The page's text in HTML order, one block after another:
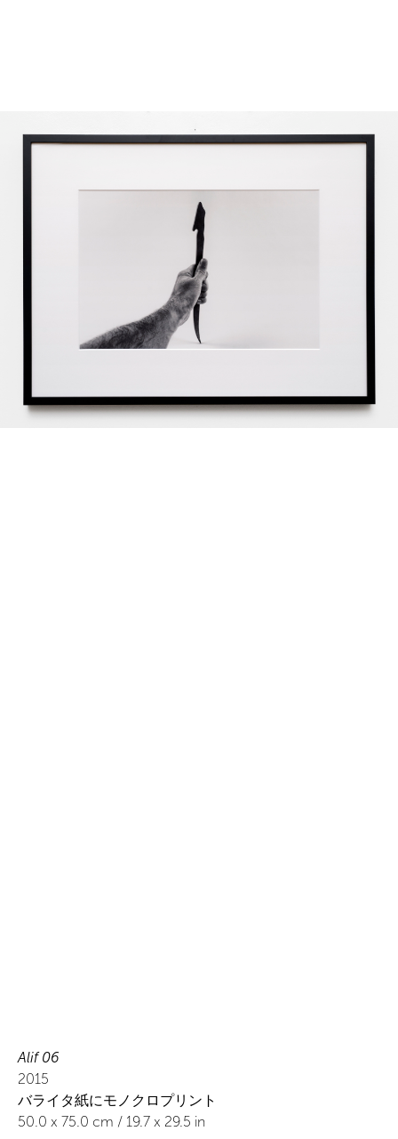
Alif 06
2015
バライタ紙にモノクロプリント
50.0 x 75.0 cm / 19.7 x 29.5 in